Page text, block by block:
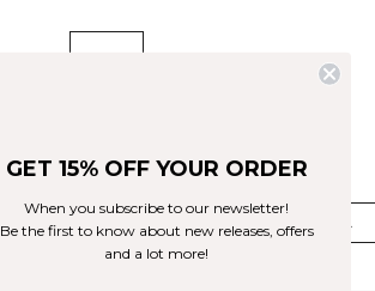
M L XL XXL
GET 15% OFF YOUR ORDER
When you subscribe to our newsletter!
Be the first to know about new releases, offers
and a lot more!